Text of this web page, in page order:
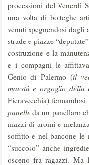
processioni del Venerdì
una volta di botteghe
venuti spegnendosi dagli
strade e piazze
costruzione e la
e i compagni le
Genio di Palermo (il
maestà e orgoglio della
Fieravecchia)
panelleda un panellaro
mazzi di aromi e
soffitto e nel bancone le
“succoso” anche
osceno fra ragazzi. Ma